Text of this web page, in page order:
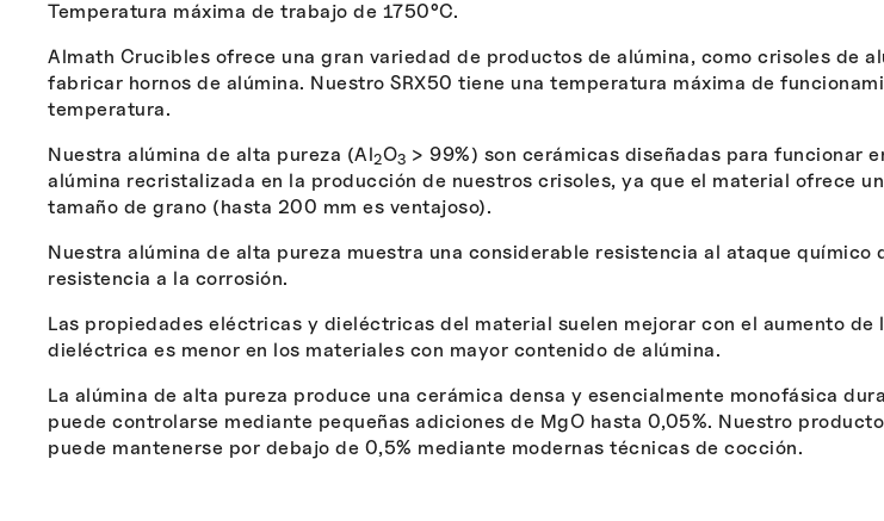
Temperatura máxima de trabajo de 1750°C.
Almath Crucibles ofrece una gran variedad de productos de alúmina, como crisoles de
fabricar hornos de alúmina. Nuestro SRX50 tiene una temperatura máxima de
temperatura.
Nuestra alúmina de alta pureza (Al2O3 > 99%) son cerámicas diseñadas para funcionar
alúmina recristalizada en la producción de nuestros crisoles, ya que el material ofrece
tamaño de grano (hasta 200 mm es ventajoso).
Nuestra alúmina de alta pureza muestra una considerable resistencia al ataque
resistencia a la corrosión.
Las propiedades eléctricas y dieléctricas del material suelen mejorar con el aumento
dieléctrica es menor en los materiales con mayor contenido de alúmina.
La alúmina de alta pureza produce una cerámica densa y esencialmente monofásica
puede controlarse mediante pequeñas adiciones de MgO hasta 0,05%. Nuestro
puede mantenerse por debajo de 0,5% mediante modernas técnicas de cocción.